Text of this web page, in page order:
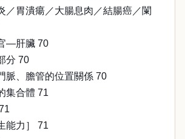
／胃潰瘍／大腸息肉／結腸癌／闌
—肝臟 70
分 70
脈、膽管的位置關係 70
集合體 71
能力］ 71